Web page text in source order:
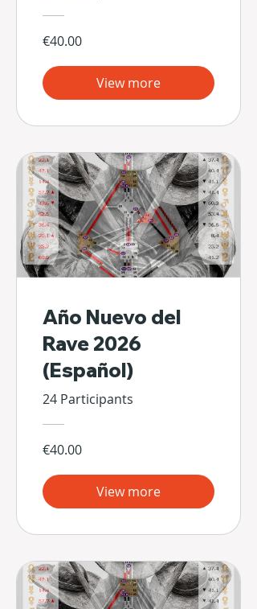
€40.00
View more
Año Nuevo del
Rave 2026
(Español)
24 Participants
€40.00
View more